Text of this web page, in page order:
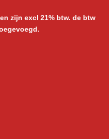
zijn excl 21% btw. de btw